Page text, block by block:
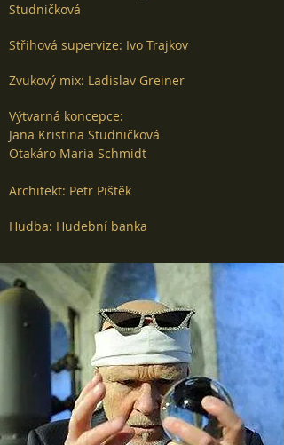
Studničková
Střihová supervize: Ivo Trajkov
Zvukový mix: Ladislav Greiner
Výtvarná koncepce:
Jana Kristina Studničková
Otakáro Maria Schmidt
Architekt: Petr Pištěk
Hudba: Hudební banka